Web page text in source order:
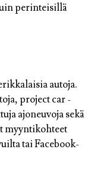
perinteisillä
autoja.
project car -
ajoneuvoja sekä
myyntikohteet
tai Facebook-